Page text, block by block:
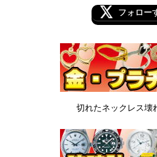
フォロー
切れたネックレス壊